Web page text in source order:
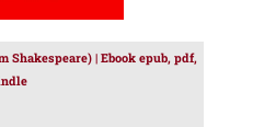
| Ebook epub, pdf,